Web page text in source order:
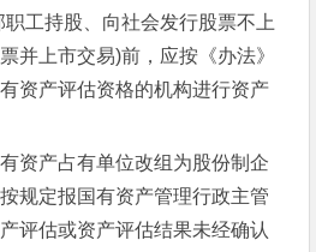
工持股、向社会发行股票不上
并上市交易)前，应按《办法》
资产评估资格的机构进行资产
产占有单位改组为股份制企
规定报国有资产管理行政主管
评估或资产评估结果未经确认